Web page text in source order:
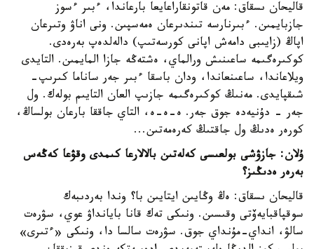
قاليحان ىسقاق: مەن قاتونقاراعايعا بارعاندا، ءبىر ءسوز
جازبايمىن. ءبىرنارسە تىندىرعان ەمەسپىن. ونى اناۋ وتىرعان
اپاڭ (زايىبى دامەش اپانى كورسەتىپ) دالەلدەپ بەرەدى.
كوكىرەگىمە ساعىنىش ورالماي، ەشتەڭە جازا المايمىن. التايدى
ويلاعاندا، ساعىنعاندا، ودان باسقا ءبىر جەر ساناما كىرىپ-
شىقپايدى. مەنىڭ كوكىرەگىمە جازىپ العان التايىم بولەك. ول
جەر - دۇنيەدە جوق جەر. ە-ە-ە، التاي جاققا بارعان بولساڭ،
كورەر ەدىڭ ول جاقتىڭ كەرەمەتىن...
ۇلان: جازۋشى بولعىسى كەلەتىن بالالارعا كىمدى وقۋعا كەڭەس
بەرەر ەدىڭىز؟
قاليحان ىسقاق: ەڭ وڭايىن ايتايىن با؟ وندا بەردىبەك
سوقپاقبايەۆتى وقىسىن. ونىكى تەك قانا بايانداۋ عوي، سۋرەت
سالۋ، انداي-مۇنداي جوق. سۋرەت سالسا دا، ونىكى «ءتىرى»